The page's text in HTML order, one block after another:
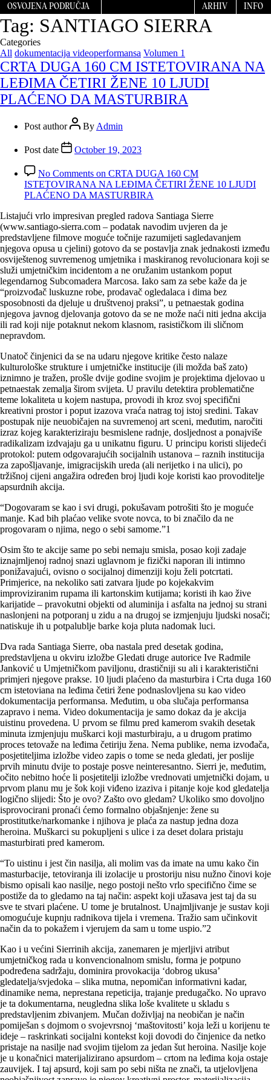
OSVOJENA PODRUČJA ARHIV INFO
Tag: SANTIAGO SIERRA
Categories
All dokumentacija videoperformansa Volumen 1
CRTA DUGA 160 CM ISTETOVIRANA NA
LEĐIMA ČETIRI ŽENE 10 LJUDI
PLAĆENO DA MASTURBIRA
Post author By Admin
Post date October 19, 2023
No Comments on CRTA DUGA 160 CM
ISTETOVIRANA NA LEĐIMA ČETIRI ŽENE 10 LJUDI
PLAĆENO DA MASTURBIRA
Listajući vrlo impresivan pregled radova Santiaga Sierre
(www.santiago-sierra.com – podatak navodim uvjeren da je
predstavljene filmove moguće točnije razumijeti sagledavanjem
njegova opusa u cjelini) gotovo da se postavlja znak jednakosti između
osviještenog suvremenog umjetnika i maskiranog revolucionara koji se
služi umjetničkim incidentom a ne oružanim ustankom poput
legendarnog Subcomadera Marcosa. Iako sam za sebe kaže da je
“proizvođač luskuzne robe, prodavač ogledalaca i dima bez
sposobnosti da djeluje u društvenoj praksi”, u petnaestak godina
njegova javnog djelovanja gotovo da se ne može naći niti jedna akcija
ili rad koji nije potaknut nekom klasnom, rasističkom ili sličnom
nepravdom.
Unatoč činjenici da se na udaru njegove kritike često nalaze
kulturološke strukture i umjetničke institucije (ili možda baš zato)
iznimno je tražen, prošle dvije godine svojim je projektima djelovao u
petnaestak zemalja širom svijeta. U pra­vilu detektira problematične
teme lokaliteta u kojem nastupa, provodi ih kroz svoj specifični
kreativni prostor i poput izazova vraća natrag toj istoj sredini. Takav
postupak nije neuobičajen na suvremenoj art sceni, međutim, naročiti
izraz kojeg karakteriziraju besmislene radnje, dosljednost a ponajviše
radikalizam izdvajaju ga u unikatnu figuru. U principu koristi slijedeći
protokol: putem odgovarajućih socijalnih ustanova – raznih institucija
za zapošljavanje, imigracijskih ureda (ali nerijetko i na ulici), po
tržišnoj cijeni angažira određen broj ljudi koje koristi kao provoditelje
apsurdnih akcija.
“Dogovaram se kao i svi drugi, pokušavam potrošiti što je moguće
manje. Kad bih plaćao velike svote novca, to bi značilo da ne
progovaram o njima, nego o sebi samome.”1
Osim što te akcije same po sebi nemaju smisla, posao koji zadaje
iznajmljenoj radnoj snazi uglavnom je fizički naporan ili intimno
ponižavajući, ovisno o socijalnoj dimenziji koju želi potcrtati.
Primjerice, na nekoliko sati zatvara ljude po kojekakvim
improviziranim rupama ili kartonskim kutijama; koristi ih kao žive
karijatide – pravokutni objekti od aluminija i asfalta na jednoj su strani
naslonjeni na potporanj u zidu a na drugoj se izmjenjuju ljudski nosači;
natiskuje ih u potpalublje barke koja pluta nadomak luci.
Dva rada Santiaga Sierre, oba nastala pred desetak godina,
predstavljena u okviru izložbe Gledati druge autorice Ive Radmile
Janković u Umjetničkom paviljonu, drastičniji su ali i karakteristični
primjeri njegove prakse. 10 ljudi plaćeno da masturbira i Crta duga 160
cm istetoviana na leđima četiri žene podnaslovljena su kao video
dokumentacija performansa. Međutim, u oba slučaja performansa
zapravo i nema. Video dokumentacija je samo dokaz da je akcija
uistinu provedena. U prvom se filmu pred kamerom svakih desetak
minuta izmjenjuju muškarci koji masturbiraju, a u drugom pratimo
proces tetovaže na leđima četiriju žena. Nema publike, nema izvođača,
posjetiteljima izložbe video zapis o tome se neda gledati, jer poslije
prvih minutu dvije to postaje posve neinteresantno. Sierri je, međutim,
očito nebitno hoće li posjetitelji izložbe vrednovati umjetnički dojam, u
prvom planu mu je šok koji viđeno izaziva i pitanje koje kod gledatelja
logično slijedi: Što je ovo? Zašto ovo gledam? Ukoliko smo dovoljno
isprovocirani pronaći ćemo formalno objašnjenje: žene su
prostitutke/narkomanke i njihova je plaća za nastup jedna doza
heroina. Muškarci su pokupljeni s ulice i za deset dolara pristaju
masturbirati pred kamerom.
“To uistinu i jest čin nasilja, ali molim vas da imate na umu kako čin
masturbacije, tetoviranja ili izolacije u prostoriju nisu nužno činovi koje
bismo opisali kao nasilje, nego postoji nešto vrlo specifično čime se
postiže da to gledamo na taj način: aspekt koji užasava jest taj da su
sve te stvari plaćene. U tome je brutalnost. Unajmljivanje je sustav koji
omogućuje kupnju radnikova tijela i vremena. Tražio sam učinkovit
način da to pokažem i vjerujem da sam u tome uspio.”2
Kao i u većini Sierrinih akcija, zanemaren je mjerljivi atribut
umjetničkog rada u konvencionalnom smislu, forma je potpuno
podređena sadržaju, dominira provokacija ‘dobrog ukusa’
gledatelja/svjedoka – slika mutna, nepomičan informativni kadar,
dinamike nema, neprestana repeticija, trajanje predugačko. No upravo
je ta dokumentarna, neugledna slika loše kvalitete u skladu s
predstavljenim zbivanjem. Mučan doživljaj na neobičan je način
pomiješan s dojmom o svojevrsnoj ‘maštovitosti’ koja leži u korijenu te
ideje – raskrinkati socijalni kontekst koji dovodi do činjenice da netko
pristaje na nasilje nad svojim tijelom za jedan šut heroina. Nasilje koje
je u konačnici materijalizirano apsurdom – crtom na leđima koja ostaje
zauvijek. I taj apsurd, koji sam po sebi ništa ne znači, ta utjelovljena